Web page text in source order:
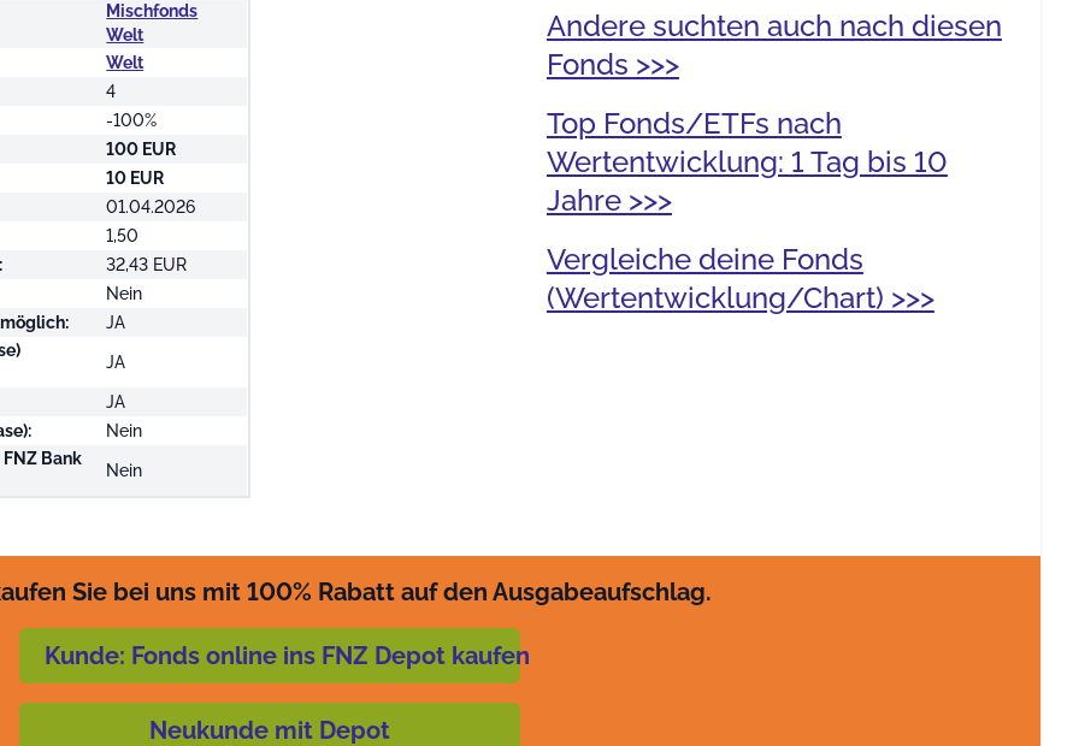
Mischfonds
Welt
Welt
4
-100%
100 EUR
10 EUR
01.04.2026
1,50
32,43 EUR
Nein
möglich:
JA
JA
JA
Nein
Bank
Nein
Andere suchten auch nach diesen
Fonds >>>
Top Fonds/ETFs nach
Wertentwicklung: 1 Tag bis 10
Jahre >>>
Vergleiche deine Fonds
(Wertentwicklung/Chart) >>>
Sie bei uns mit 100% Rabatt auf den Ausgabeaufschlag.
Kunde: Fonds online ins FNZ Depot kaufen
Neukunde mit Depot